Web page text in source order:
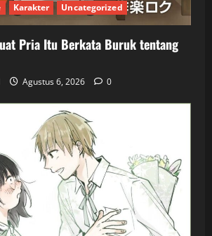
Karakter Uncategorized
Pria Itu Berkata Buruk tentang
Agustus 6, 2026 0